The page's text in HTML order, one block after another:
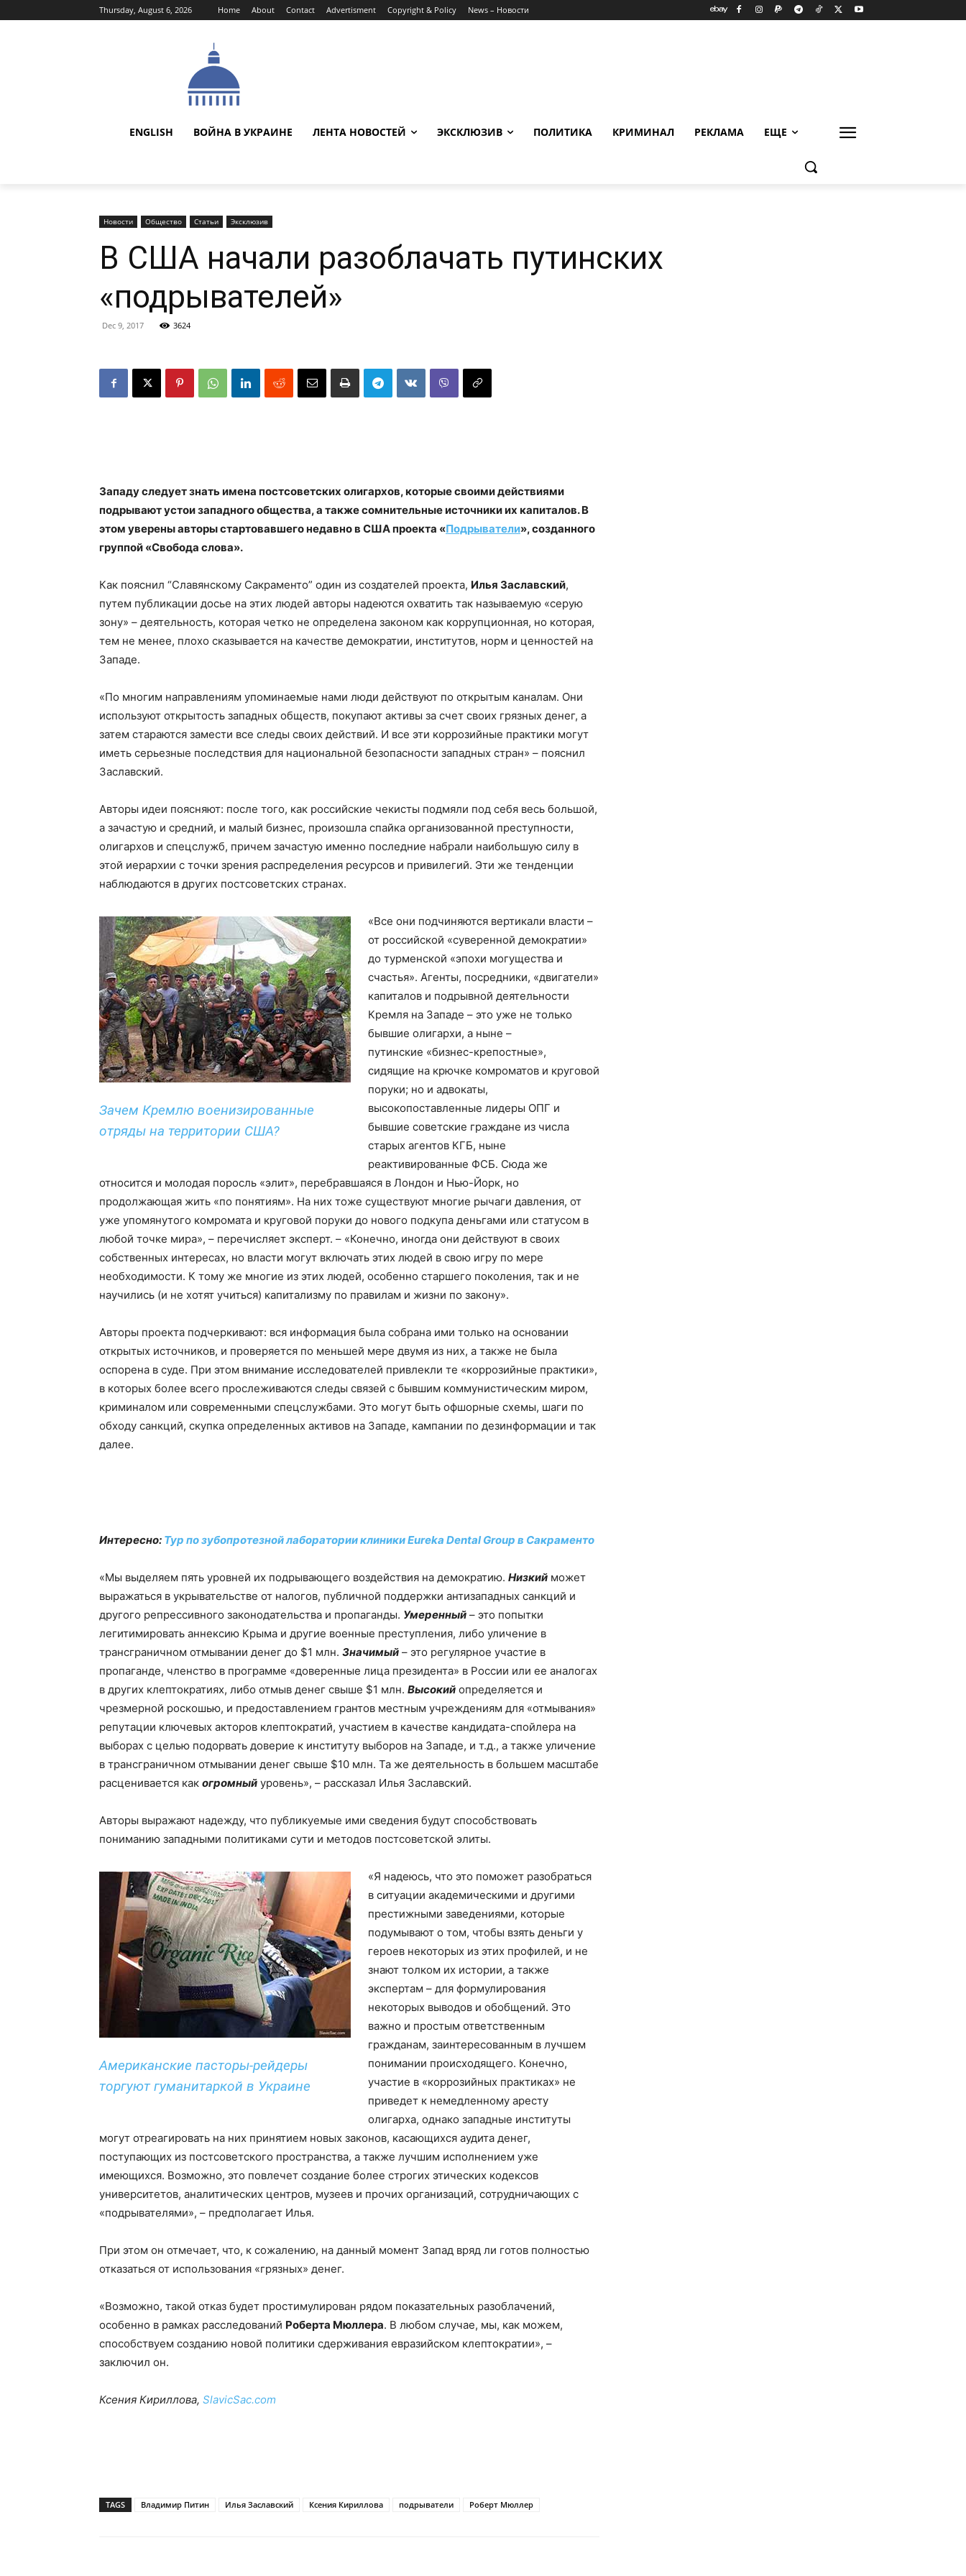
Thursday, August 6, 2026 Home About Contact Advertisment Copyright & Policy News – Новости
ENGLISH ВОЙНА В УКРАИНЕ ЛЕНТА НОВОСТЕЙ ЭКСКЛЮЗИВ ПОЛИТИКА КРИМИНАЛ РЕКЛАМА ЕЩЕ
Новости Общество Статьи Эксклюзив
В США начали разоблачать путинских
«подрывателей»
Dec 9, 2017 3624
Западу следует знать имена постсоветских олигархов, которые своими действиями
подрывают устои западного общества, а также сомнительные источники их капиталов. В
этом уверены авторы стартовавшего недавно в США проекта «Подрыватели», созданного
группой «Свобода слова».
Как пояснил “Славянскому Сакраменто” один из создателей проекта, Илья Заславский,
путем публикации досье на этих людей авторы надеются охватить так называемую «серую
зону» – деятельность, которая четко не определена законом как коррупционная, но которая,
тем не менее, плохо сказывается на качестве демократии, институтов, норм и ценностей на
Западе.
«По многим направлениям упоминаемые нами люди действуют по открытым каналам. Они
используют открытость западных обществ, покупают активы за счет своих грязных денег, а
затем стараются замести все следы своих действий. И все эти коррозийные практики могут
иметь серьезные последствия для национальной безопасности западных стран» – пояснил
Заславский.
Авторы идеи поясняют: после того, как российские чекисты подмяли под себя весь большой,
а зачастую и средний, и малый бизнес, произошла спайка организованной преступности,
олигархов и спецслужб, причем зачастую именно последние набрали наибольшую силу в
этой иерархии с точки зрения распределения ресурсов и привилегий. Эти же тенденции
наблюдаются в других постсоветских странах.
Зачем Кремлю военизированные
отряды на территории США?
«Все они подчиняются вертикали власти –
от российской «суверенной демократии»
до турменской «эпохи могущества и
счастья». Агенты, посредники, «двигатели»
капиталов и подрывной деятельности
Кремля на Западе – это уже не только
бывшие олигархи, а ныне –
путинские «бизнес-крепостные»,
сидящие на крючке комроматов и круговой
поруки; но и адвокаты,
высокопоставленные лидеры ОПГ и
бывшие советские граждане из числа
старых агентов КГБ, ныне
реактивированные ФСБ. Сюда же
относится и молодая поросль «элит», перебравшаяся в Лондон и Нью-Йорк, но
продолжающая жить «по понятиям». На них тоже существуют многие рычаги давления, от
уже упомянутого комромата и круговой поруки до нового подкупа деньгами или статусом в
любой точке мира», – перечисляет эксперт. – «Конечно, иногда они действуют в своих
собственных интересах, но власти могут включать этих людей в свою игру по мере
необходимости. К тому же многие из этих людей, особенно старшего поколения, так и не
научились (и не хотят учиться) капитализму по правилам и жизни по закону».
Авторы проекта подчеркивают: вся информация была собрана ими только на основании
открытых источников, и проверяется по меньшей мере двумя из них, а также не была
оспорена в суде. При этом внимание исследователей привлекли те «коррозийные практики»,
в которых более всего прослеживаются следы связей с бывшим коммунистическим миром,
криминалом или современными спецслужбами. Это могут быть офшорные схемы, шаги по
обходу санкций, скупка определенных активов на Западе, кампании по дезинформации и так
далее.
Интересно: Тур по зубопротезной лаборатории клиники Eureka Dental Group в Сакраменто
«Мы выделяем пять уровней их подрывающего воздействия на демократию. Низкий может
выражаться в укрывательстве от налогов, публичной поддержки антизападных санкций и
другого репрессивного законодательства и пропаганды. Умеренный – это попытки
легитимировать аннексию Крыма и другие военные преступления, либо уличение в
трансграничном отмывании денег до $1 млн. Значимый – это регулярное участие в
пропаганде, членство в программе «доверенные лица президента» в России или ее аналогах
в других клептократиях, либо отмыв денег свыше $1 млн. Высокий определяется и
чрезмерной роскошью, и предоставлением грантов местным учреждениям для «отмывания»
репутации ключевых акторов клептократий, участием в качестве кандидата-спойлера на
выборах с целью подорвать доверие к институту выборов на Западе, и т.д., а также уличение
в трансграничном отмывании денег свыше $10 млн. Та же деятельность в большем масштабе
расценивается как огромный уровень», – рассказал Илья Заславский.
Авторы выражают надежду, что публикуемые ими сведения будут способствовать
пониманию западными политиками сути и методов постсоветской элиты.
Американские пасторы-рейдеры
торгуют гуманитаркой в Украине
«Я надеюсь, что это поможет разобраться
в ситуации академическими и другими
престижными заведениями, которые
подумывают о том, чтобы взять деньги у
героев некоторых из этих профилей, и не
знают толком их истории, а также
экспертам – для формулирования
некоторых выводов и обобщений. Это
важно и простым ответственным
гражданам, заинтересованным в лучшем
понимании происходящего. Конечно,
участие в «коррозийных практиках» не
приведет к немедленному аресту
олигарха, однако западные институты
могут отреагировать на них принятием новых законов, касающихся аудита денег,
поступающих из постсоветского пространства, а также лучшим исполнением уже
имеющихся. Возможно, это повлечет создание более строгих этических кодексов
университетов, аналитических центров, музеев и прочих организаций, сотрудничающих с
«подрывателями», – предполагает Илья.
При этом он отмечает, что, к сожалению, на данный момент Запад вряд ли готов полностью
отказаться от использования «грязных» денег.
«Возможно, такой отказ будет простимулирован рядом показательных разоблачений,
особенно в рамках расследований Роберта Мюллера. В любом случае, мы, как можем,
способствуем созданию новой политики сдерживания евразийском клептократии», –
заключил он.
Ксения Кириллова, SlavicSac.com
TAGS Владимир Питин Илья Заславский Ксения Кириллова подрыватели Роберт Мюллер